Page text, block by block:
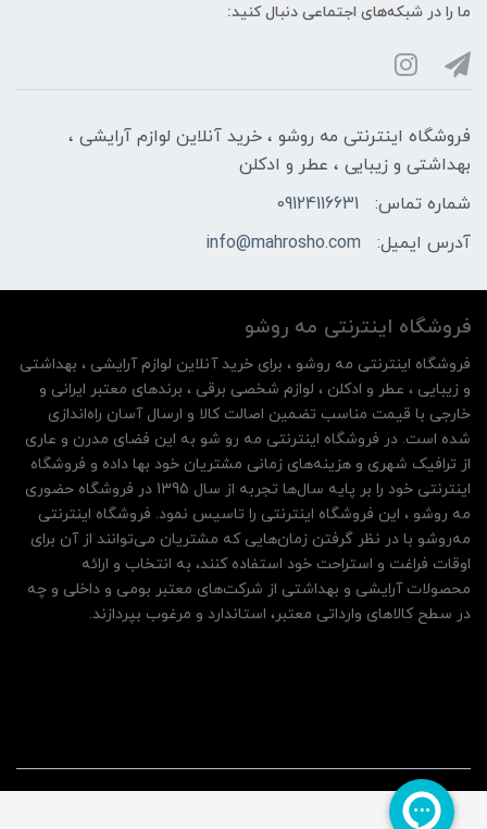
ما را در شبکه‌های اجتماعی دنبال کنید:
فروشگاه اینترنتی مه‌ رو‌شو ، خرید آنلاین لوازم آرایشی ،
بهداشتی و زیبایی ، عطر و ادکلن
شماره تماس:
09124116631
آدرس ایمیل:
info@mahrosho.com
فروشگاه اینترنتی مه‌ رو‌شو
فروشگاه اینترنتی مه‌ رو‌شو ، برای خرید آنلاین لوازم آرایشی ، بهداشتی
و زیبایی ، عطر و ادکلن ، لوازم شخصی برقی ، برندهای معتبر ایرانی و
خارجی با قیمت مناسب تضمین اصالت کالا و ارسال آسان راه‌اندازی
شده است. در فروشگاه اینترنتی مه رو شو به این فضای مدرن و عاری
از ترافیک شهری و هزینه‌های زمانی مشتریان خود بها داده و فروشگاه
اینترنتی خود را بر پایه سال‌ها تجربه از سال 1395 در فروشگاه حضوری
مه روشو ، این فروشگاه اینترنتی را تاسیس نمود. فروشگاه اینترنتی
مه‌رو‌شو با در نظر گرفتن زمان‌هایی که مشتریان می‌توانند از آن‌ برای
اوقات فراغت و استراحت خود استفاده کنند، به انتخاب و ارائه
محصولات آرایشی و بهداشتی از شرکت‌های معتبر بومی و داخلی و چه
در سطح کالاهای وارداتی معتبر، استاندارد و مرغوب بپردازند.